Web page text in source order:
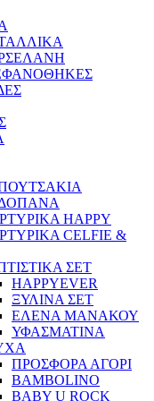
HAPPY
CELFIE &
ΣΕΤ
HAPPYEVER
ΞΥΛΙΝΑ ΣΕΤ
ΕΛΕΝΑ ΜΑΝΑΚΟΥ
ΥΦΑΣΜΑΤΙΝΑ
ΠΡΟΣΦΟΡΑ ΑΓΟΡΙ
BAMBOLINO
BABY U ROCK